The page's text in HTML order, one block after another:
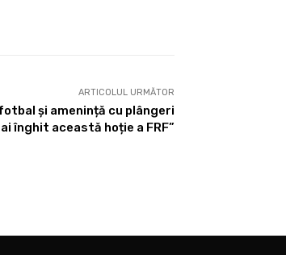
ARTICOLUL URMĂTOR
și amenință cu plângeri
înghit această hoție a FRF”